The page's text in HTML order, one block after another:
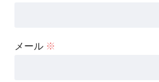
メール ※